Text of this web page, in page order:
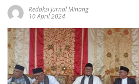
Redaksi Jurnal Minang
10 April 2024